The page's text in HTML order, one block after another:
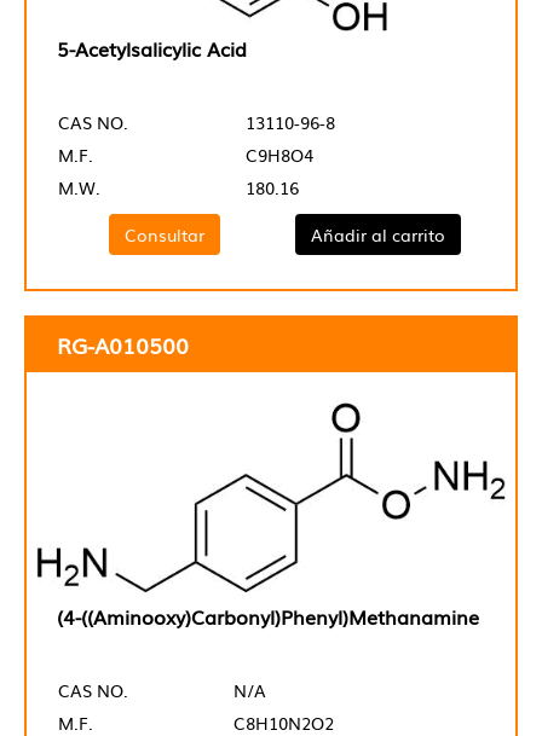
5-Acetylsalicylic Acid
CAS NO.
13110-96-8
M.F.
C9H8O4
M.W.
180.16
Consultar
Añadir al carrito
RG-A010500
(4-((Aminooxy)Carbonyl)Phenyl)Methanamine
CAS NO.
N/A
M.F.
C8H10N2O2